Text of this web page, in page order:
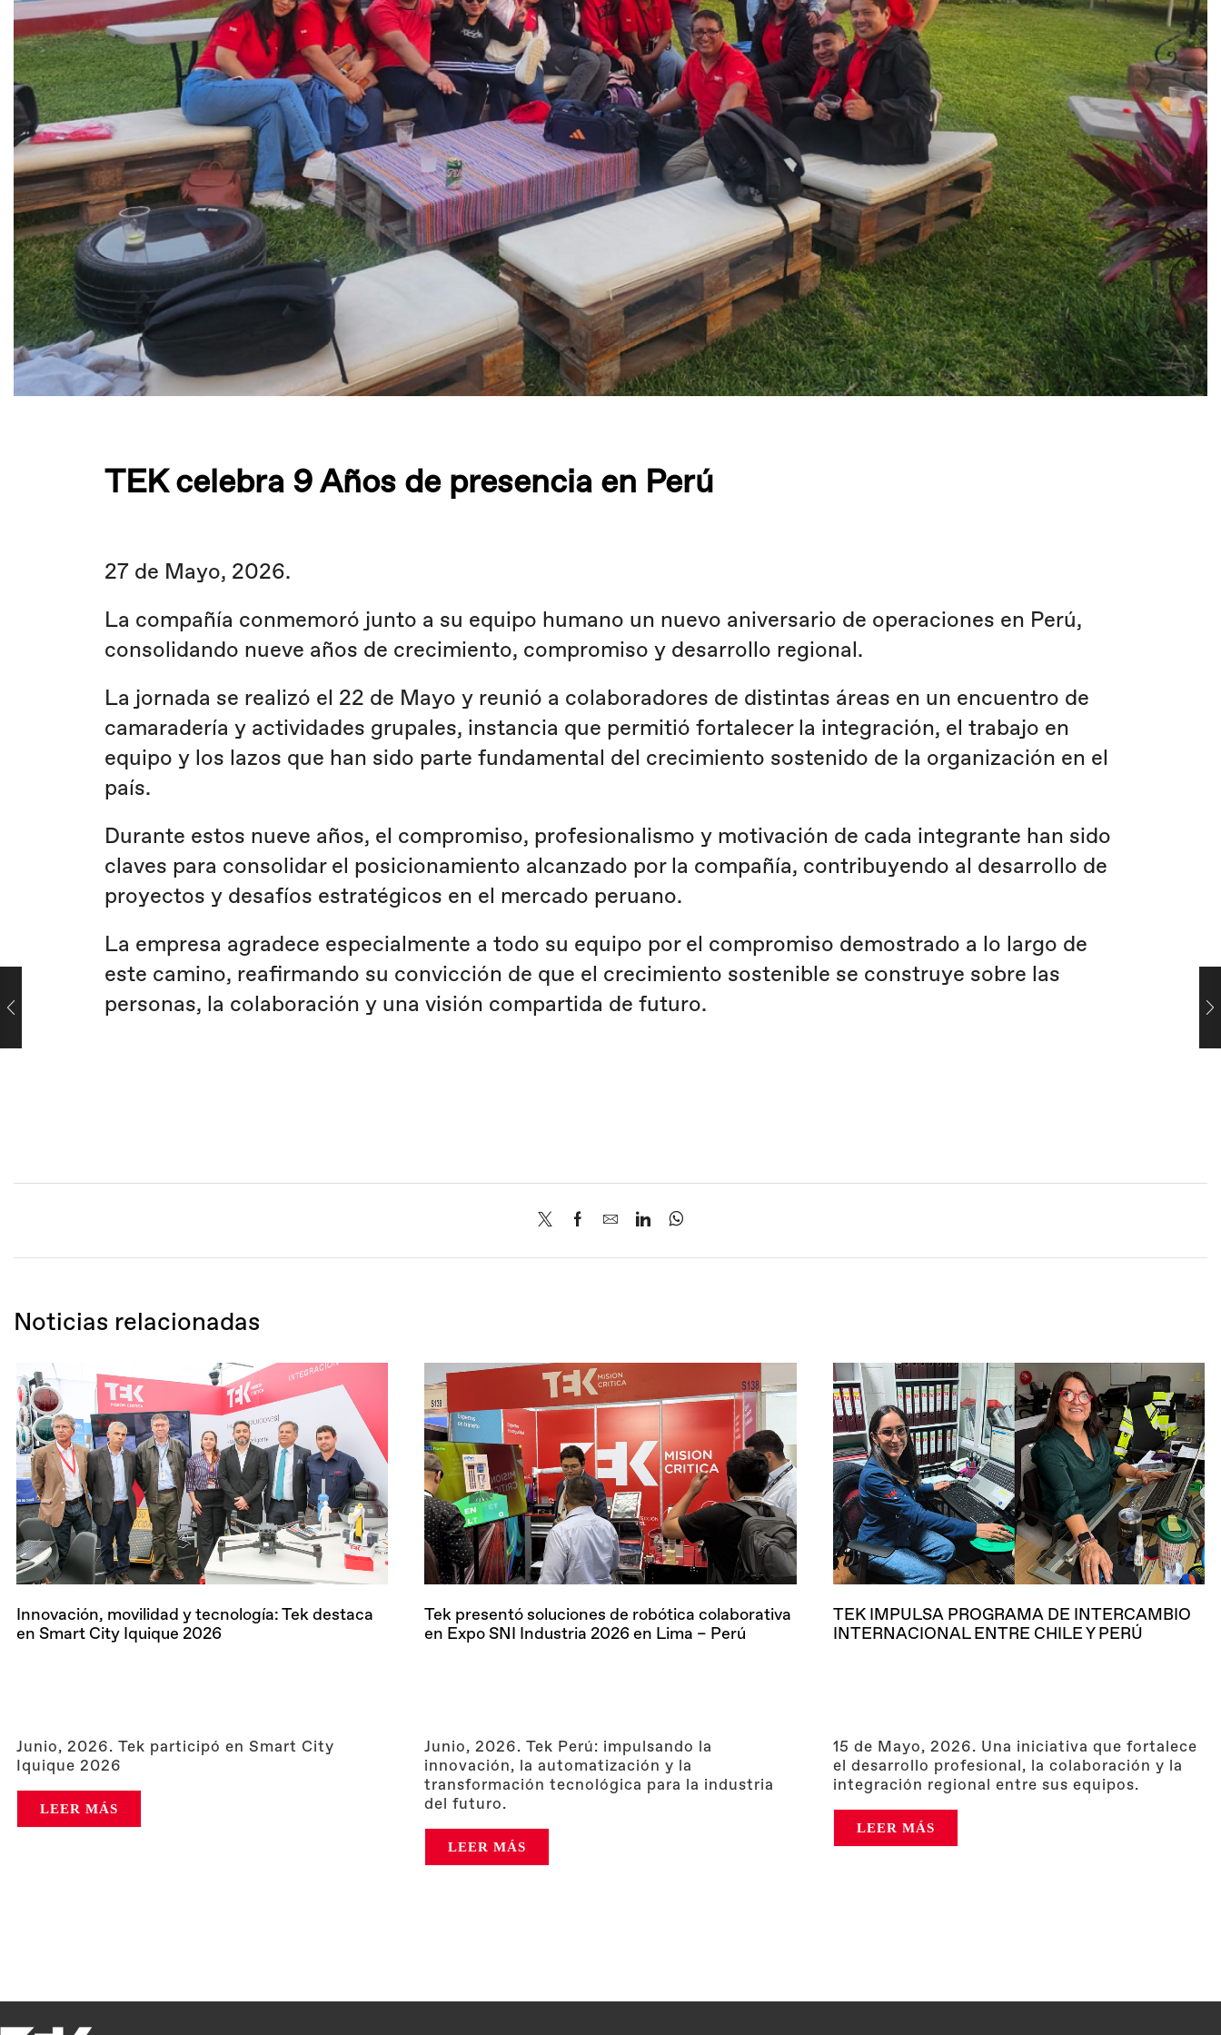
TEK celebra 9 Años de presencia en Perú
27 de Mayo, 2026.
La compañía conmemoró junto a su equipo humano un nuevo aniversario de operaciones en Perú,
consolidando nueve años de crecimiento, compromiso y desarrollo regional.
La jornada se realizó el 22 de Mayo y reunió a colaboradores de distintas áreas en un encuentro de
camaradería y actividades grupales, instancia que permitió fortalecer la integración, el trabajo en
equipo y los lazos que han sido parte fundamental del crecimiento sostenido de la organización en el
país.
Durante estos nueve años, el compromiso, profesionalismo y motivación de cada integrante han sido
claves para consolidar el posicionamiento alcanzado por la compañía, contribuyendo al desarrollo de
proyectos y desafíos estratégicos en el mercado peruano.
La empresa agradece especialmente a todo su equipo por el compromiso demostrado a lo largo de
este camino, reafirmando su convicción de que el crecimiento sostenible se construye sobre las
personas, la colaboración y una visión compartida de futuro.
Noticias relacionadas
Innovación, movilidad y tecnología: Tek destaca
en Smart City Iquique 2026
Junio, 2026. Tek participó en Smart City
Iquique 2026
LEER MÁS
Tek presentó soluciones de robótica colaborativa
en Expo SNI Industria 2026 en Lima – Perú
Junio, 2026. Tek Perú: impulsando la
innovación, la automatización y la
transformación tecnológica para la industria
del futuro.
LEER MÁS
TEK IMPULSA PROGRAMA DE INTERCAMBIO
INTERNACIONAL ENTRE CHILE Y PERÚ
15 de Mayo, 2026. Una iniciativa que fortalece
el desarrollo profesional, la colaboración y la
integración regional entre sus equipos.
LEER MÁS